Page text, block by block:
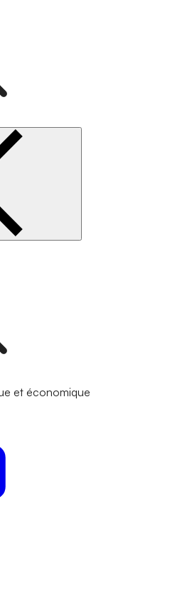
et économique